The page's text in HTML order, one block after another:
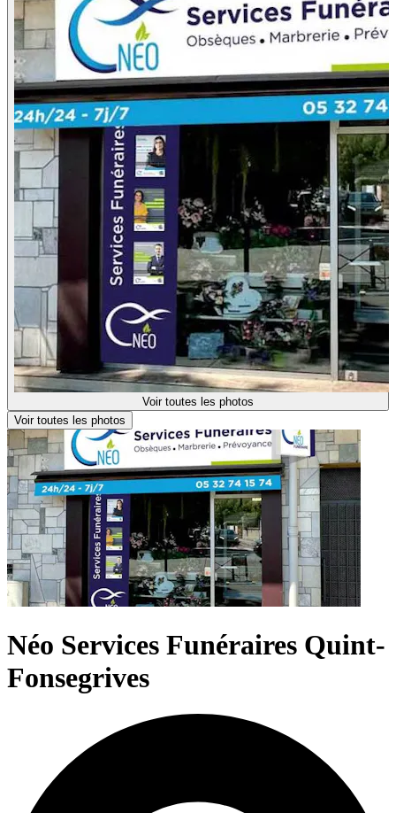
Voir toutes les photos
Voir toutes les photos
Néo Services Funéraires Quint-
Fonsegrives